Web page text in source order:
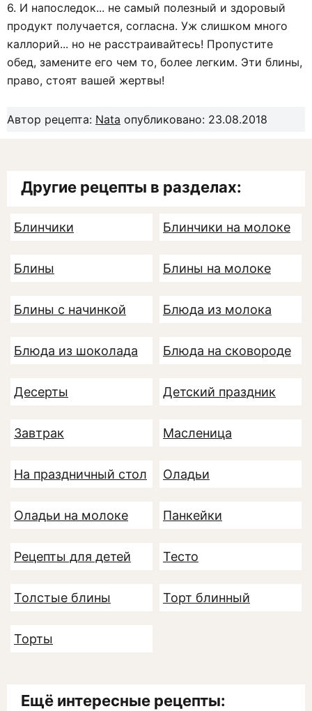
6. И напоследок... не самый полезный и здоровый
продукт получается, согласна. Уж слишком много
каллорий... но не расстраивайтесь! Пропустите
обед, замените его чем то, более легким. Эти блины,
право, стоят вашей жертвы!
Автор рецепта: Nata опубликовано: 23.08.2018
Другие рецепты в разделах:
Блинчики Блинчики на молоке
Блины Блины на молоке
Блины с начинкой Блюда из молока
Блюда из шоколада Блюда на сковороде
Десерты Детский праздник
Завтрак Масленица
На праздничный стол Оладьи
Оладьи на молоке Панкейки
Рецепты для детей Тесто
Толстые блины Торт блинный
Торты
Ещё интересные рецепты: